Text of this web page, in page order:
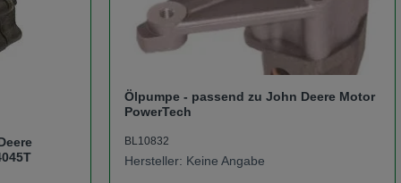
Ölpumpe - passend zu John Deere Motor
PowerTech
BL10832
Hersteller: Keine Angabe